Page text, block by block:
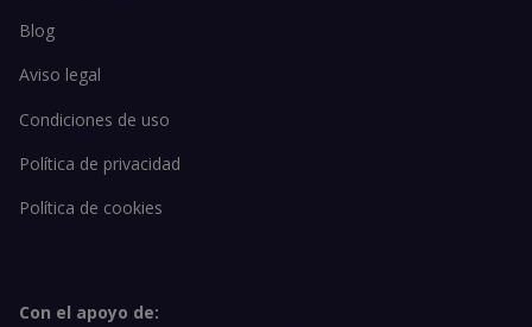
Blog
Aviso legal
Condiciones de uso
Política de privacidad
Política de cookies
Con el apoyo de: